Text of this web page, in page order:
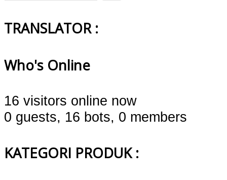
TRANSLATOR :
Who's Online
16 visitors online now
0 guests, 16 bots, 0 members
KATEGORI PRODUK :